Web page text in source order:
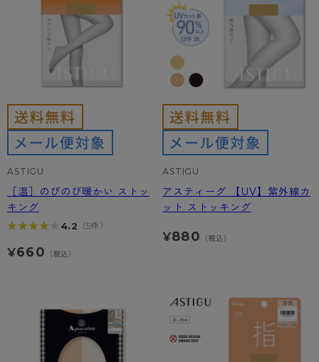
ASTIGU
［温］のびのび暖かい ストッ
キング
★★★★★
★★★★★ 4.2 （5件）
¥660 （税込）
ASTIGU
アスティーグ 【UV】紫外線カ
ット ストッキング
¥880 （税込）